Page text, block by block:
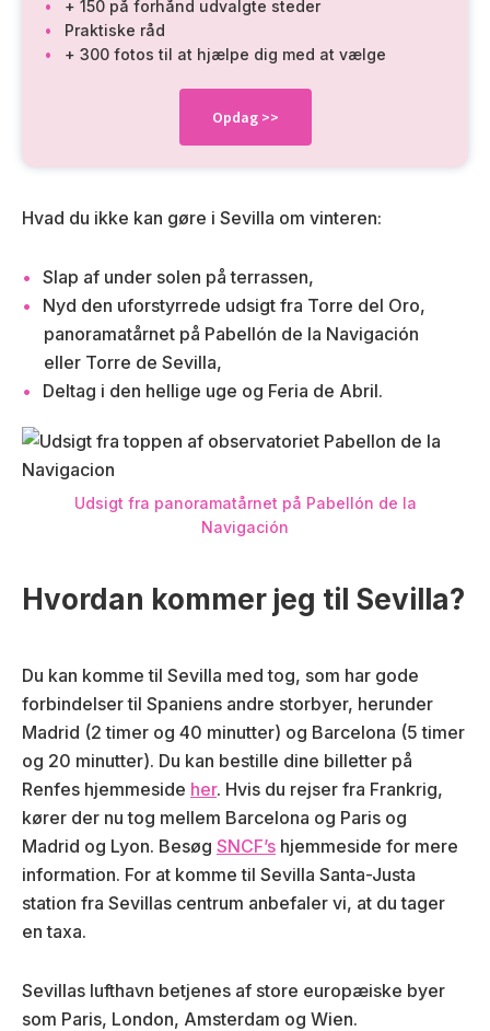
+ 150 på forhånd udvalgte steder
Praktiske råd
+ 300 fotos til at hjælpe dig med at vælge
Opdag >>
Hvad du ikke kan gøre i Sevilla om vinteren:
Slap af under solen på terrassen,
Nyd den uforstyrrede udsigt fra Torre del Oro,
panoramatårnet på Pabellón de la Navigación
eller Torre de Sevilla,
Deltag i den hellige uge og Feria de Abril.
Udsigt fra panoramatårnet på Pabellón de la
Navigación
Hvordan kommer jeg til Sevilla?
Du kan komme til Sevilla med tog, som har gode
forbindelser til Spaniens andre storbyer, herunder
Madrid (2 timer og 40 minutter) og Barcelona (5 timer
og 20 minutter). Du kan bestille dine billetter på
Renfes hjemmeside her. Hvis du rejser fra Frankrig,
kører der nu tog mellem Barcelona og Paris og
Madrid og Lyon. Besøg SNCF’s hjemmeside for mere
information. For at komme til Sevilla Santa-Justa
station fra Sevillas centrum anbefaler vi, at du tager
en taxa.
Sevillas lufthavn betjenes af store europæiske byer
som Paris, London, Amsterdam og Wien.